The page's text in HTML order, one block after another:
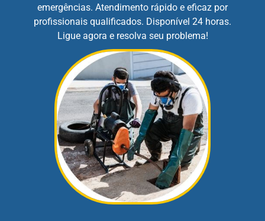
emergências. Atendimento rápido e eficaz por
profissionais qualificados. Disponível 24 horas.
Ligue agora e resolva seu problema!